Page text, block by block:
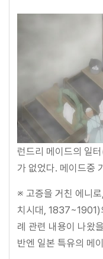
런드리 메이드의 일
가 없었다. 메이드중
※ 고증을 거친 에니
치시대, 1837~1901)
례 관련 내용이 나왔
반엔 일본 특유의 메